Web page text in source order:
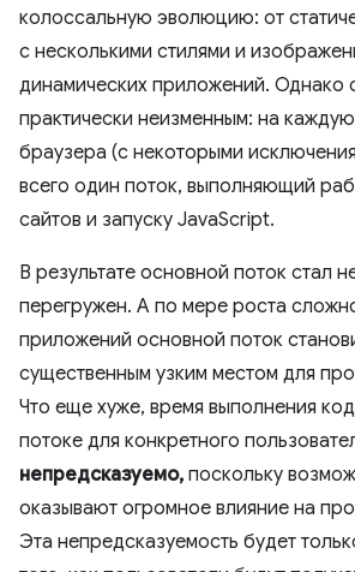
колоссальную эволюцию: от
с несколькими стилями и
динамических приложений. Однако
практически неизменным: на
браузера (с некоторыми
всего один поток, выполняющий
сайтов и запуску JavaScript.
В результате основной поток стал
перегружен. А по мере роста
приложений основной поток
существенным узким местом для
Что еще хуже, время выполнения
потоке для конкретного
непредсказуемо, поскольку
оказывают огромное влияние на
Эта непредсказуемость будет